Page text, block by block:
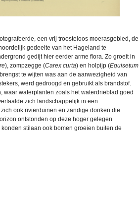
een vrij troosteloos moerasgebied, de
gedeelte van het Hageland te
gedijt hier eerder arme flora. Zo groeit in
), zompzegge (Carex curta) en holpijp (Equisetum
te wijten was aan de aanwezigheid van
werd gedroogd en gebruikt als brandstof.
waar waterplanten zoals het waterdrieblad goed
zich landschappelijk in een
ook rivierduinen en zandige donken die
ontstonden op deze hoger gelegen
stilaan ook bomen groeien buiten de